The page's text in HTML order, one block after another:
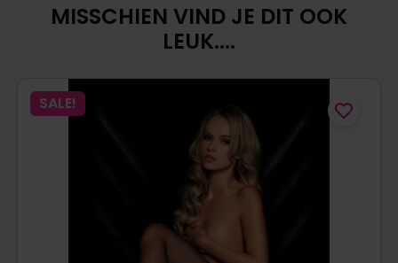
MISSCHIEN VIND JE DIT OOK
LEUK....
SALE!